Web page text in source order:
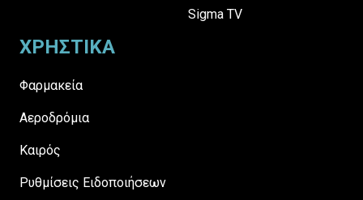
Sigma TV
ΧΡΗΣΤΙΚΑ
Φαρμακεία
Αεροδρόμια
Καιρός
Ρυθμίσεις Ειδοποιήσεων